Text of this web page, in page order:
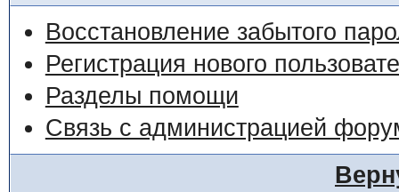
Восстановление забытого
Регистрация нового
Разделы помощи
Связь с администрацией